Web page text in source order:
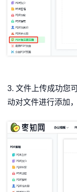
3. 文件上传成功您
动对文件进行添加